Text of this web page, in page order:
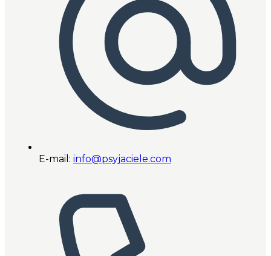
E-mail: info@psyjaciele.com